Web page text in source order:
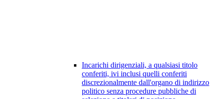
Incarichi dirigenziali, a qualsiasi titolo
conferiti, ivi inclusi quelli conferiti
discrezionalmente dall'organo di indirizzo
politico senza procedure pubbliche di